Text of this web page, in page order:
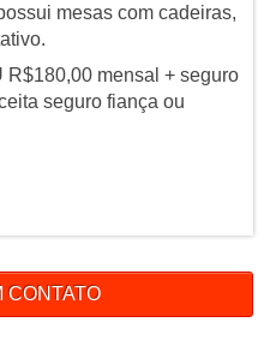
mesas com cadeiras,
R$180,00 mensal + seguro
seguro fiança ou
CONTATO